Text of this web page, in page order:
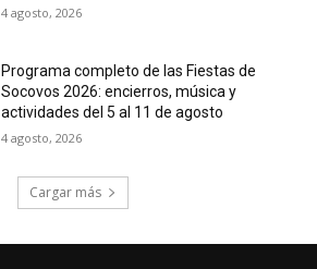
4 agosto, 2026
Programa completo de las Fiestas de
Socovos 2026: encierros, música y
actividades del 5 al 11 de agosto
4 agosto, 2026
Cargar más